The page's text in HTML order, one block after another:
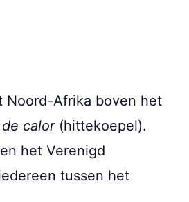
Noord-Afrika boven het
calor(hittekoepel).
het Verenigd
tussen het